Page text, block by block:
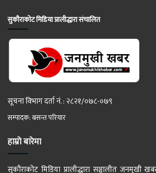
सुकौराकोट मिडिया प्रालीद्धारा संचालित
सूचना विभाग दर्ता नं. : २८२१/०७८-०७९
सम्पादक: बसन्त परियार
हाम्रो बारेमा
सुकौराकोट मिडिया प्रालीद्धारा सञ्चालीत जनमुखी